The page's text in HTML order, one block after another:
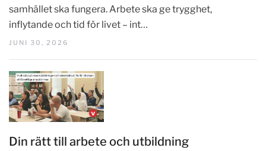
samhället ska fungera. Arbete ska ge trygghet,
inflytande och tid för livet – int…
JUNI 30, 2026
Din rätt till arbete och utbildning